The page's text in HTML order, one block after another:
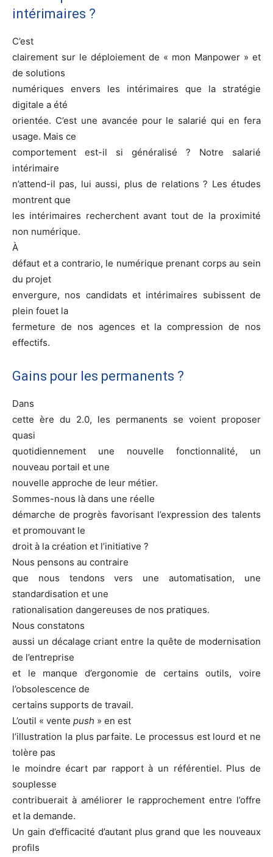
intérimaires ?
C’est
clairement sur le déploiement de « mon Manpower » et
de solutions
numériques envers les intérimaires que la stratégie
digitale a été
orientée. C’est une avancée pour le salarié qui en fera
usage. Mais ce
comportement est-il si généralisé ? Notre salarié
intérimaire
n’attend-il pas, lui aussi, plus de relations ? Les études
montrent que
les intérimaires recherchent avant tout de la proximité
non numérique.
À
défaut et a contrario, le numérique prenant corps au sein
du projet
envergure, nos candidats et intérimaires subissent de
plein fouet la
fermeture de nos agences et la compression de nos
effectifs.
Gains pour les permanents ?
Dans
cette ère du 2.0, les permanents se voient proposer
quasi
quotidiennement une nouvelle fonctionnalité, un
nouveau portail et une
nouvelle approche de leur métier.
Sommes-nous là dans une réelle
démarche de progrès favorisant l’expression des talents
et promouvant le
droit à la création et l’initiative ?
Nous pensons au contraire
que nous tendons vers une automatisation, une
standardisation et une
rationalisation dangereuses de nos pratiques.
Nous constatons
aussi un décalage criant entre la quête de modernisation
de l’entreprise
et le manque d’ergonomie de certains outils, voire
l’obsolescence de
certains supports de travail.
L’outil « vente push » en est
l’illustration la plus parfaite. Le processus est lourd et ne
tolère pas
le moindre écart par rapport à un référentiel. Plus de
souplesse
contribuerait à améliorer le rapprochement entre l’offre
et la demande.
Un gain d’efficacité d’autant plus grand que les nouveaux
profils